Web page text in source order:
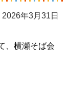
2026年3月31日
、横瀬そば会